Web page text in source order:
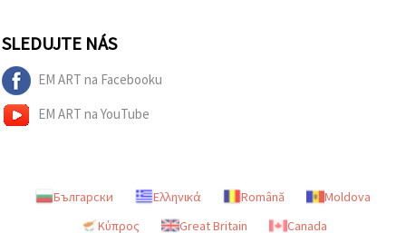
SLEDUJTE NÁS
EM ART na Facebooku
EM ART na YouTube
Български Ελληνικά Română
Moldova
Κύπρος
Great Britain Canada